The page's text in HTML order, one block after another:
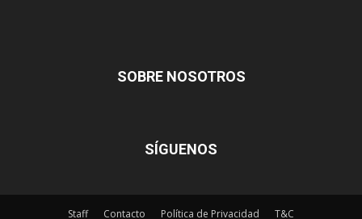
SOBRE NOSOTROS
SÍGUENOS
Staff Contacto Política de Privacidad T&C